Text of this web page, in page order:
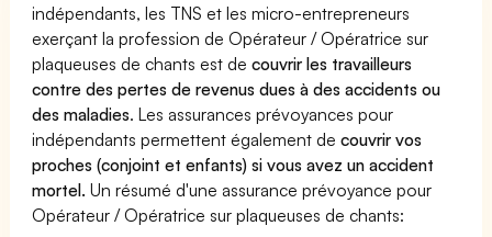
indépendants, les TNS et les micro-entrepreneurs
exerçant la profession de Opérateur / Opératrice sur
plaqueuses de chants est decouvrir les travailleurs
contre des pertes de revenus dues à des accidents ou
des maladies. Les assurances prévoyances pour
indépendants permettent également decouvrir vos
proches (conjoint et enfants) si vous avez un accident
mortel. Un résumé d'une assurance prévoyance pour
Opérateur / Opératrice sur plaqueuses de chants: